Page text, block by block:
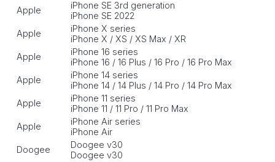
Apple
iPhone SE 3rd generation
iPhone SE 2022
Apple
iPhone X series
iPhone X / XS / XS Max / XR
Apple
iPhone 16 series
iPhone 16 / 16 Plus / 16 Pro / 16 Pro Max
Apple
iPhone 14 series
iPhone 14 / 14 Plus / 14 Pro / 14 Pro Max
Apple
iPhone 11 series
iPhone 11 / 11 Pro / 11 Pro Max
Apple
iPhone Air series
iPhone Air
Doogee
Doogee v30
Doogee v30